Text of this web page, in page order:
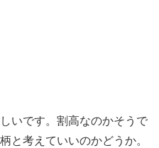
いです。割高なのかそうで
と考えていいのかどうか。